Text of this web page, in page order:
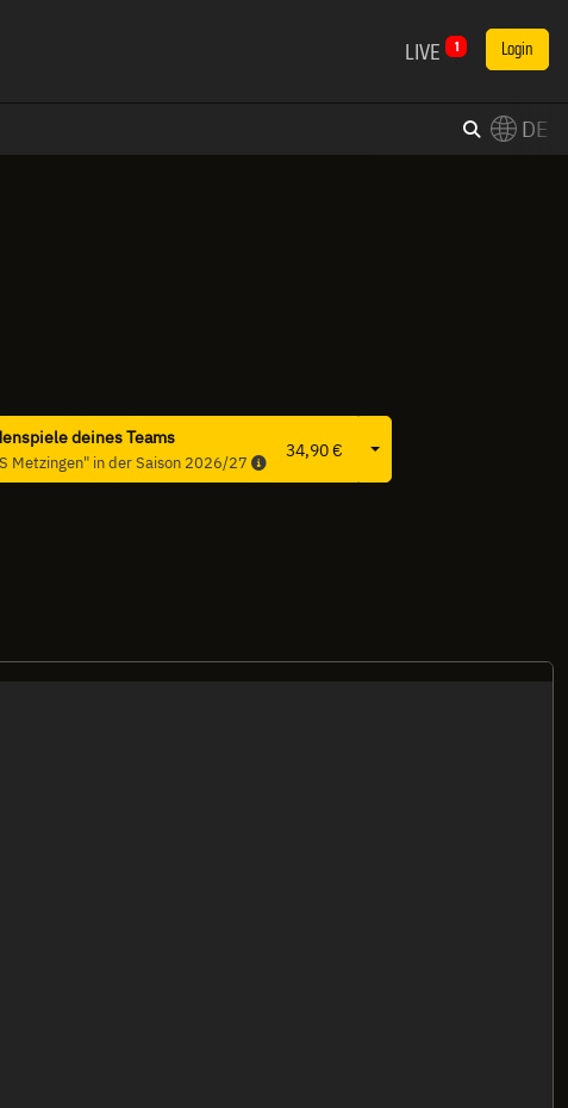
LIVE 1 Login
DE
deines Teams
Metzingen" in der Saison 2026/27
34,90 € Weitere Produkte